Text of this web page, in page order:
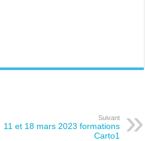
Suivant
11 et 18 mars 2023 formations
Carto1